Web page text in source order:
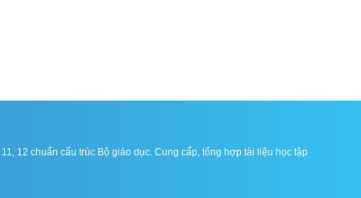
12 chuẩn cấu trúc Bộ giáo dục. Cung cấp, tổng hợp tài liệu học tập